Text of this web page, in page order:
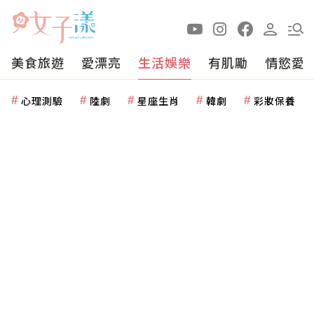
美食旅遊 愛漂亮 生活娛樂 有肌勵 情慾愛
心理測驗 陸劇 星座生肖 韓劇 彩妝保養